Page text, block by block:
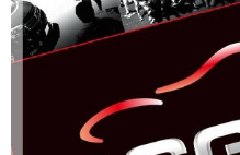
スクープ